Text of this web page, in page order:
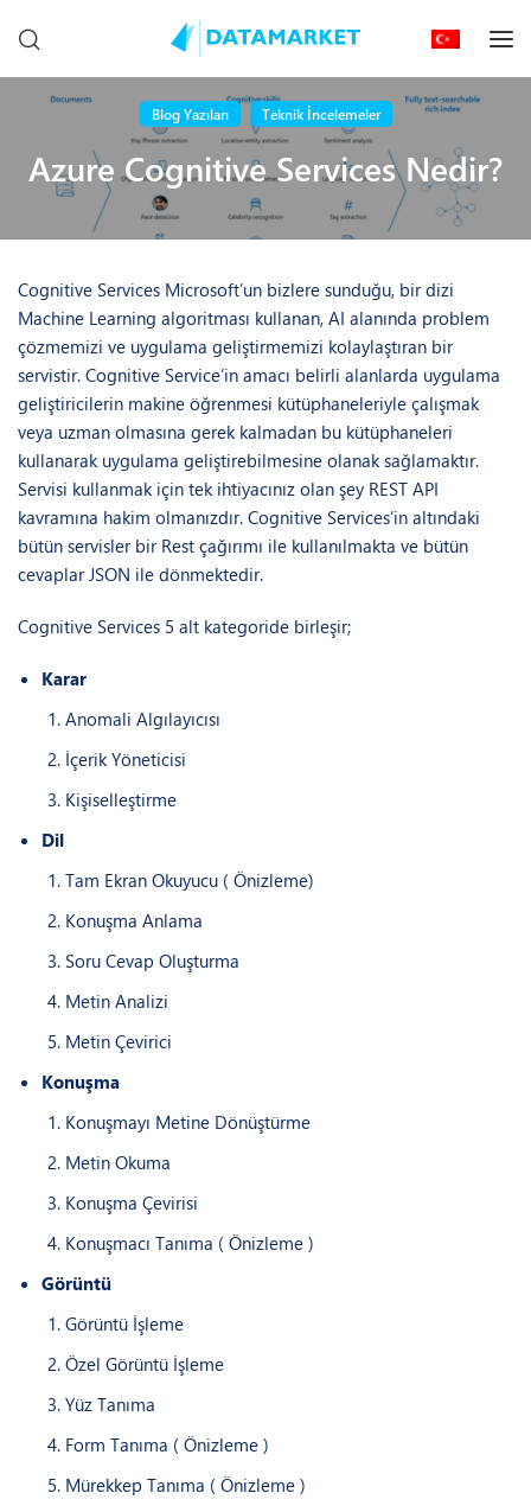
Blog Yazıları Teknik İncelemeler
Azure Cognitive Services Nedir?
Cognitive Services Microsoft’un bizlere sunduğu, bir dizi
Machine Learning algoritması kullanan, AI alanında problem
çözmemizi ve uygulama geliştirmemizi kolaylaştıran bir
servistir. Cognitive Service’in amacı belirli alanlarda uygulama
geliştiricilerin makine öğrenmesi kütüphaneleriyle çalışmak
veya uzman olmasına gerek kalmadan bu kütüphaneleri
kullanarak uygulama geliştirebilmesine olanak sağlamaktır.
Servisi kullanmak için tek ihtiyacınız olan şey REST API
kavramına hakim olmanızdır. Cognitive Services’in altındaki
bütün servisler bir Rest çağırımı ile kullanılmakta ve bütün
cevaplar JSON ile dönmektedir.
Cognitive Services 5 alt kategoride birleşir;
Karar
Anomali Algılayıcısı
İçerik Yöneticisi
Kişiselleştirme
Dil
Tam Ekran Okuyucu ( Önizleme)
Konuşma Anlama
Soru Cevap Oluşturma
Metin Analizi
Metin Çevirici
Konuşma
Konuşmayı Metine Dönüştürme
Metin Okuma
Konuşma Çevirisi
Konuşmacı Tanıma ( Önizleme )
Görüntü
Görüntü İşleme
Özel Görüntü İşleme
Yüz Tanıma
Form Tanıma ( Önizleme )
Mürekkep Tanıma ( Önizleme )